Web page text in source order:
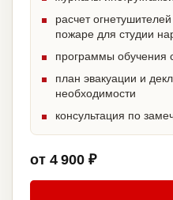
расчет
пожаре для студии
программы обучения
план эвакуации и
необходимости
консультация по
от 4 900 ₽